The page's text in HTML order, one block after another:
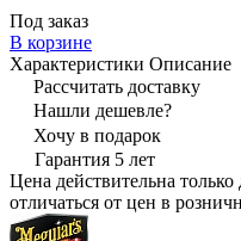
Под заказ
В корзине
Характеристики Описание
Рассчитать доставку
Нашли дешевле?
Хочу в подарок
Гарантия 5 лет
Цена действительна
отличаться от цен в